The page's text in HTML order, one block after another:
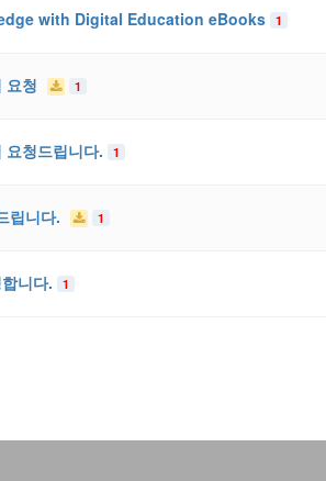
with Digital Education eBooks 1
요청 1
청드립니다. 1
립니다. 1
니다. 1